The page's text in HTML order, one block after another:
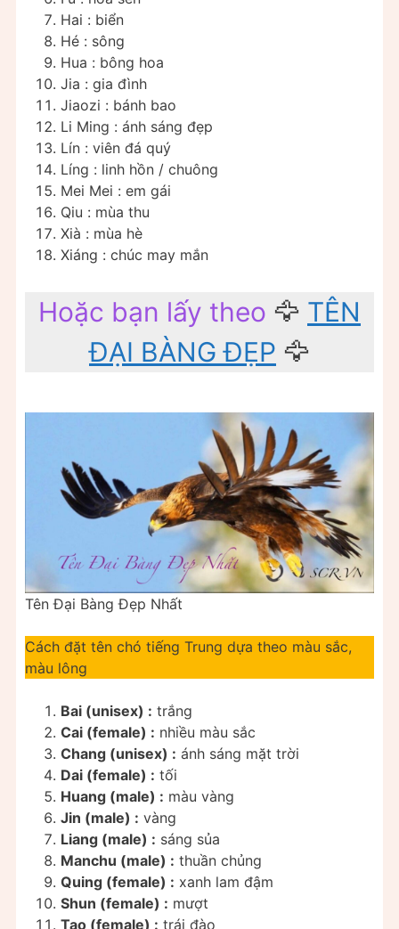
Hai : biển
Hé : sông
Hua : bông hoa
Jia : gia đình
Jiaozi : bánh bao
Li Ming : ánh sáng đẹp
Lín : viên đá quý
Líng : linh hồn / chuông
Mei Mei : em gái
Qiu : mùa thu
Xià : mùa hè
Xiáng : chúc may mắn
Hoặc bạn lấy theo 🦅 TÊN
ĐẠI BÀNG ĐẸP 🦅
Tên Đại Bàng Đẹp Nhất
Cách đặt tên chó tiếng Trung dựa theo màu sắc,
màu lông
Bai (unisex) : trắng
Cai (female) : nhiều màu sắc
Chang (unisex) : ánh sáng mặt trời
Dai (female) : tối
Huang (male) : màu vàng
Jin (male) : vàng
Liang (male) : sáng sủa
Manchu (male) : thuần chủng
Quing (female) : xanh lam đậm
Shun (female) : mượt
Tao (female) : trái đào